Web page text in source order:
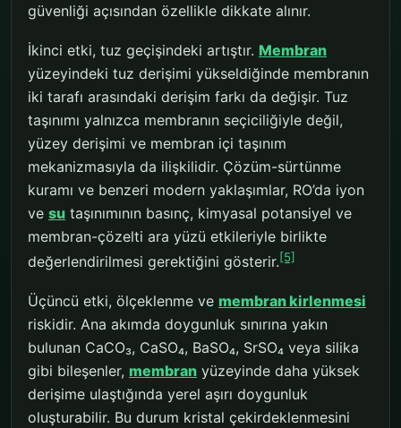
güvenliği açısından özellikle dikkate alınır.
İkinci etki, tuz geçişindeki artıştır. Membran
yüzeyindeki tuz derişimi yükseldiğinde membranın
iki tarafı arasındaki derişim farkı da değişir. Tuz
taşınımı yalnızca membranın seçiciliğiyle değil,
yüzey derişimi ve membran içi taşınım
mekanizmasıyla da ilişkilidir. Çözüm-sürtünme
kuramı ve benzeri modern yaklaşımlar, RO’da iyon
ve su taşınımının basınç, kimyasal potansiyel ve
membran-çözelti ara yüzü etkileriyle birlikte
değerlendirilmesi gerektiğini gösterir.[5]
Üçüncü etki, ölçeklenme ve membran kirlenmesi
riskidir. Ana akımda doygunluk sınırına yakın
bulunan CaCO₃, CaSO₄, BaSO₄, SrSO₄ veya silika
gibi bileşenler, membran yüzeyinde daha yüksek
derişime ulaştığında yerel aşırı doygunluk
oluşturabilir. Bu durum kristal çekirdeklenmesini